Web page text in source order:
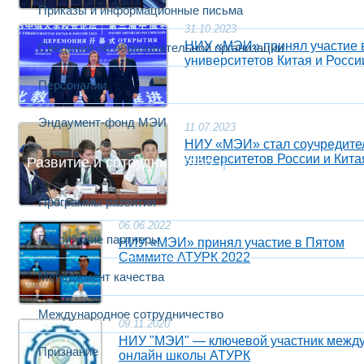
Приказы и информационные письма
Сведения об образовательной организации
Персоналии
Эндаумент-фонд МЭИ
Развитие и сотрудничество
Программы развития
Российские партнеры
Менеджмент качества
Международное сотрудничество
Признание
31.10.2023
НИУ «МЭИ» принял участие
университетов Китая и
11.07.2023
НИУ «МЭИ» стал
университетов России и
06.06.2022
НИУ «МЭИ» принял участие в Пятом
Саммите АТУРК 2022
09.11.2020
НИУ "МЭИ" ― ключевой участник
онлайн школы АТУРК